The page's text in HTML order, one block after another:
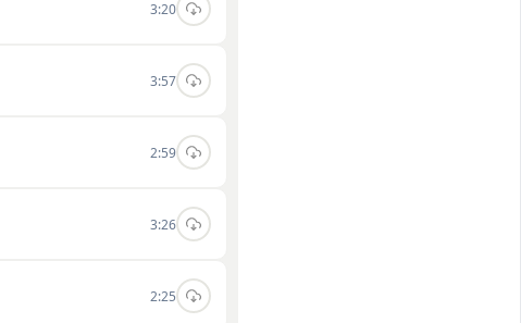
3:20
3:57
2:59
3:26
2:25